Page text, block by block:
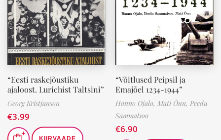
“Eesti raskejõustiku
ajaloost. Lurichist Taltsini”
Georg Kristjanson
€3.99
“Võitlused Peipsil ja
Emajõel 1234-1944”
Hanno Ojalo, Mati Õun, Peedu
Sammalsoo
€6.90